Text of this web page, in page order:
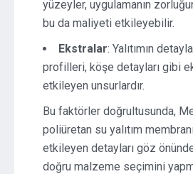
yüzeyler, uygulamanın
bu da maliyeti etkileyebilir.
Ekstralar: Yalıtımın
profilleri, köşe detayları gibi
etkileyen unsurlardır.
Bu faktörler doğrultusunda,
poliüretan su yalıtım
etkileyen detayları göz
doğru malzeme seçimini